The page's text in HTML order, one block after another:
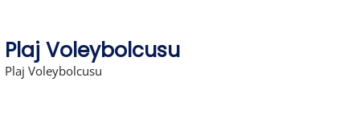
Plaj Voleybolcusu
Plaj Voleybolcusu